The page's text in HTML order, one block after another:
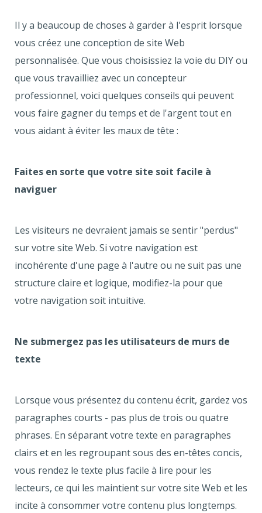
Il y a beaucoup de choses à garder à l'esprit lorsque
vous créez une conception de site Web
personnalisée. Que vous choisissiez la voie du DIY ou
que vous travailliez avec un concepteur
professionnel, voici quelques conseils qui peuvent
vous faire gagner du temps et de l'argent tout en
vous aidant à éviter les maux de tête :
Faites en sorte que votre site soit facile à
naviguer
Les visiteurs ne devraient jamais se sentir "perdus"
sur votre site Web. Si votre navigation est
incohérente d'une page à l'autre ou ne suit pas une
structure claire et logique, modifiez-la pour que
votre navigation soit intuitive.
Ne submergez pas les utilisateurs de murs de
texte
Lorsque vous présentez du contenu écrit, gardez vos
paragraphes courts - pas plus de trois ou quatre
phrases. En séparant votre texte en paragraphes
clairs et en les regroupant sous des en-têtes concis,
vous rendez le texte plus facile à lire pour les
lecteurs, ce qui les maintient sur votre site Web et les
incite à consommer votre contenu plus longtemps.